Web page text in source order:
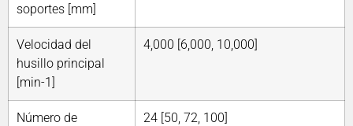
soportes [mm]
Velocidad del
husillo principal
[min-1]
4,000 [6,000, 10,000]
Número de
24 [50, 72, 100]